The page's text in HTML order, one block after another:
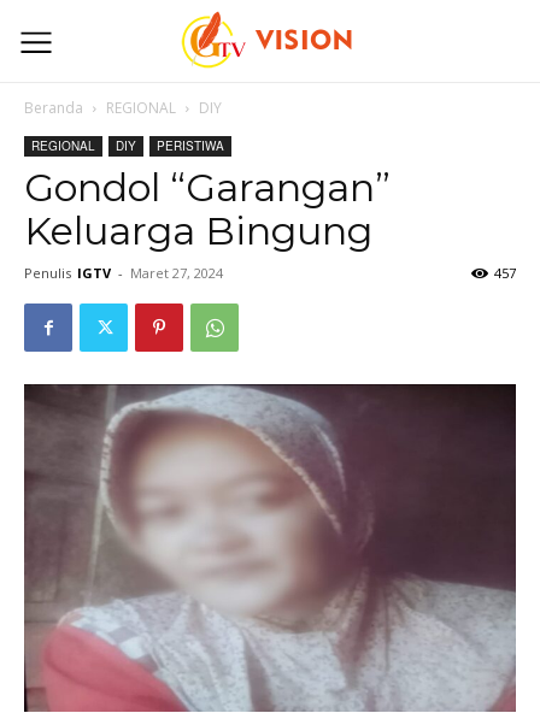
Beranda REGIONAL DIY
REGIONAL DIY PERISTIWA
Gondol “Garangan”
Keluarga Bingung
Penulis IGTV - Maret 27, 2024 457